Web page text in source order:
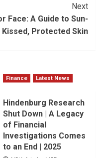
Next
Face: A Guide to Sun-
Kissed, Protected Skin
Finance Latest News
Hindenburg Research
Shut Down | A Legacy
of Financial
Investigations Comes
to an End | 2025